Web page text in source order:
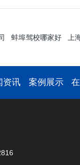
蚌埠驾校哪家好
上
资讯 案例展示